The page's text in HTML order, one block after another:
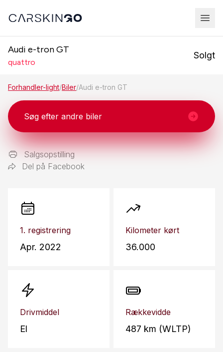
Audi e-tron GT
quattro
Solgt
Forhandler-light/Biler/Audi e-tron GT
Søg efter andre biler
Salgsopstilling
Del på Facebook
1. registrering
Apr. 2022
Kilometer kørt
36.000
Drivmiddel
El
Rækkevidde
487 km (WLTP)